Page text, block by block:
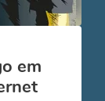
em